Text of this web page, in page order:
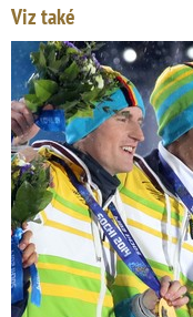
Viz také